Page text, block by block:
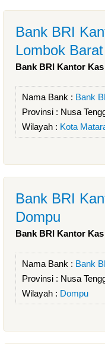
Bank BRI
Lombok Barat
Bank BRI Kantor
Nama Bank : Bank
Provinsi : Nusa
Wilayah : Kota
Bank BRI
Dompu
Bank BRI Kantor
Nama Bank : Bank
Provinsi : Nusa
Wilayah : Dompu